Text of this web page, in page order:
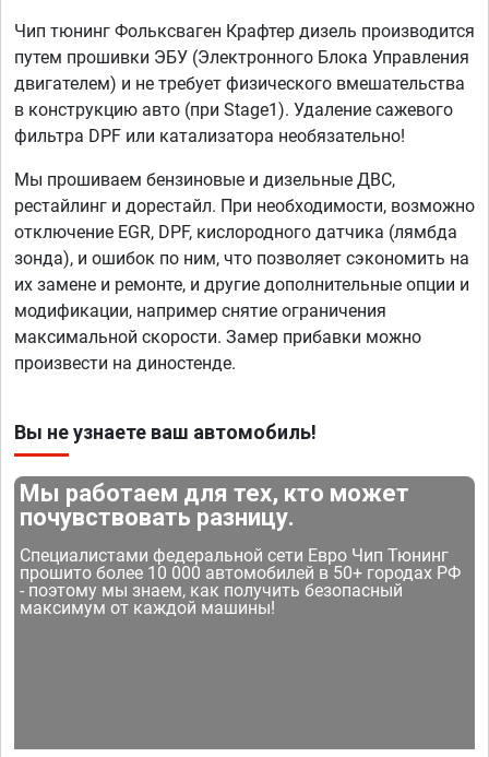
Чип тюнинг Фольксваген Крафтер дизель производится
путем прошивки ЭБУ (Электронного Блока Управления
двигателем) и не требует физического вмешательства
в конструкцию авто (при Stage1). Удаление сажевого
фильтра DPF или катализатора необязательно!
Мы прошиваем бензиновые и дизельные ДВС,
рестайлинг и дорестайл. При необходимости, возможно
отключение EGR, DPF, кислородного датчика (лямбда
зонда), и ошибок по ним, что позволяет сэкономить на
их замене и ремонте, и другие дополнительные опции и
модификации, например снятие ограничения
максимальной скорости. Замер прибавки можно
произвести на диностенде.
Вы не узнаете ваш автомобиль!
Мы работаем для тех, кто может
почувствовать разницу.
Специалистами федеральной сети Евро Чип Тюнинг
прошито более 10 000 автомобилей в 50+ городах РФ
- поэтому мы знаем, как получить безопасный
максимум от каждой машины!